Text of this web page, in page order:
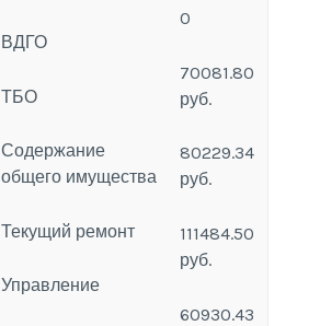
ВДГО
ТБО
Содержание
общего имущества
Текущий ремонт
Управление
0
70081.80
руб.
80229.34
руб.
111484.50
руб.
60930.43